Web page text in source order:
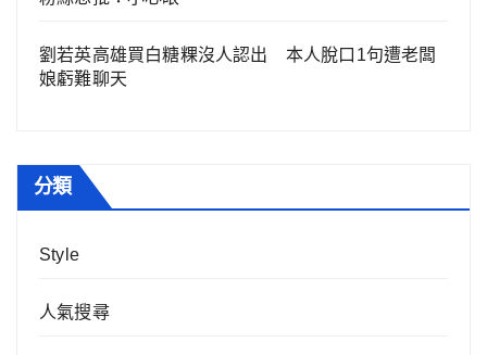
劉若英高雄買白糖粿沒人認出 本人脫口1句遭老闆
娘虧難聊天
分類
Style
人氣搜尋